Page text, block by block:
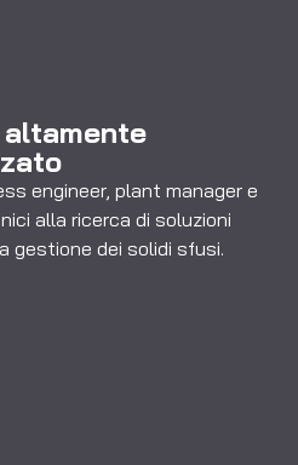
engineer, plant manager e
alla ricerca di soluzioni
gestione dei solidi sfusi.